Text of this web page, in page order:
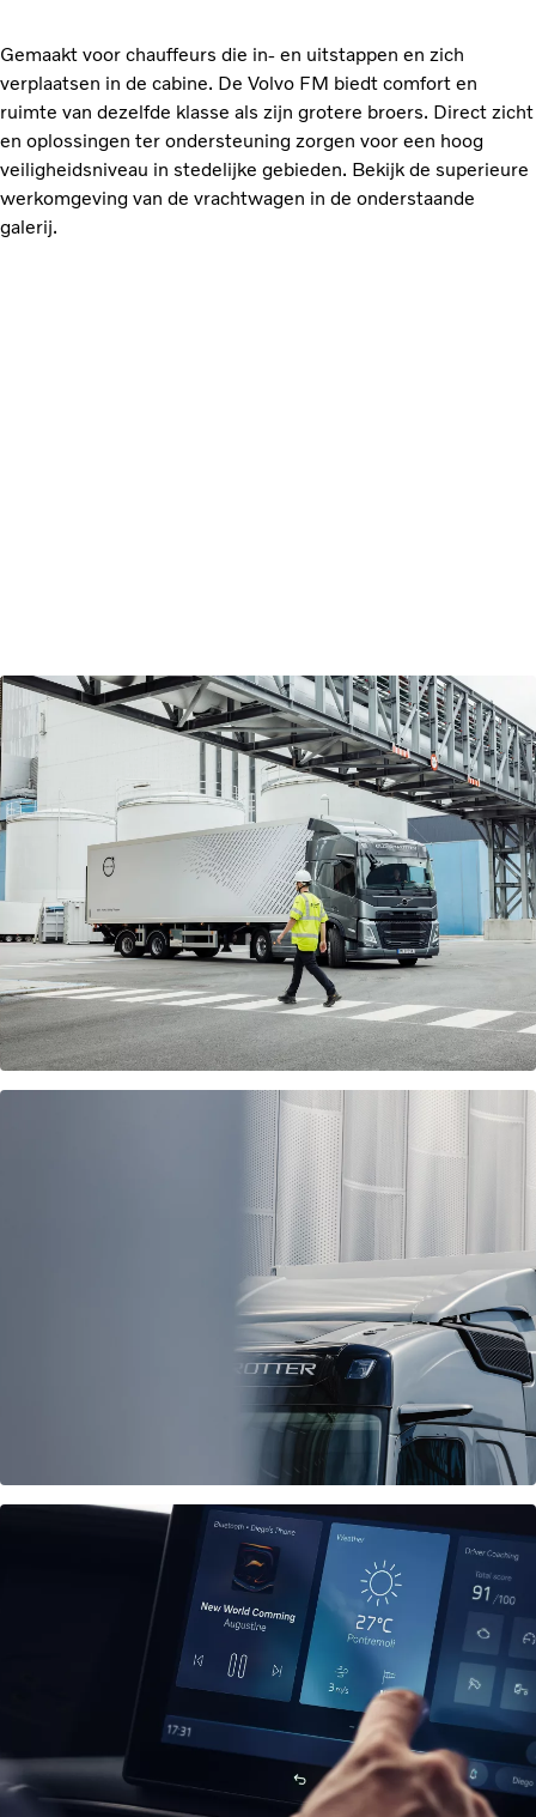
Gemaakt voor chauffeurs die in- en uitstappen en zich
verplaatsen in de cabine. De Volvo FM biedt comfort en
ruimte van dezelfde klasse als zijn grotere broers. Direct zicht
en oplossingen ter ondersteuning zorgen voor een hoog
veiligheidsniveau in stedelijke gebieden. Bekijk de superieure
werkomgeving van de vrachtwagen in de onderstaande
galerij.